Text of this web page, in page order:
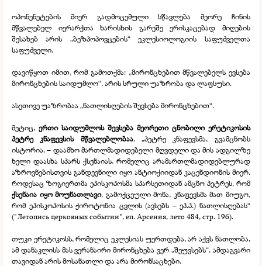
ოპონენეტების მიერ გადმოცემული სწავლება მეორე ჩინის
მწვალებელ იერარქთა ხარისხის გარეშე ერისკაცებად მიღების
შესახებ არის „ბეზპოპოვცების“ ეკლესიოლოგიის საფუძველთა
საფუძველი.
დავიწყოთ იმით, რომ გამოთქმა: „მირონცხებით მწვალებელს ევსება
მირონცხების საიდუმლო“, არის სრული უაზრობა და ლაფსუსი.
ასეთივე უაზრობაა „ნათლისღების შევსება მირონცხებით“.
მეტიც, ერთი საიდუმლოს შევსება მეორეთი ცნობილი ერეტიკოსის
პეტრე კნაფევსის მწვალებლობაა. „პეტრე კნაფევსმა, გვამცნობს
ისტორია, – დაამხო მართლმადიდებელი მღვდელი და მის ადგილზე
ხელი დაასხა სპარს ქსენაიას, რომელიც არამართლმადიდებლურად
აზროვნებისთვის განდევნილი იყო ანტიოქიიდან კაცენდიონის მიერ.
როდესაც ზოგიერთმა ეპისკოპოსმა სპარსეთიდან ამცნო პეტრეს, რომ
ქსენაია იყო მოუნათლავი, გამოქცეული მონა, კნაფევსმა მათ მიუგო,
რომ ეპისკოპოსის ქიროტონია ცვლის (ავსებს – ეპ.პ.) ნათლისღებას“
("Летопись церковных событии", еп. Арсения, лето 484, стр. 196).
თუკი ერეტიკოსს, რომელიც ეკლესიას უერთდება, არ აქვს ნათლობა,
ამ დანაკლისს მას ვერანაირი მირონცხება ვერ „შეუვსებს“. ამდაგვარი
თავიდან არის მოსანათლი და არა მირონსაცხები.